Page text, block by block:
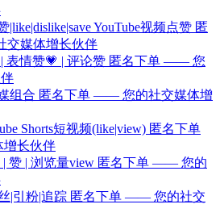
|like|dislike|save YouTube视频点赞 匿
媒体增长伙伴
| 表情赞💗 | 评论赞 匿名下单 —— 您
组合 匿名下单 —— 您的社交媒体增
Shorts短视频(like|view) 匿名下单
长伙伴
| 赞 | 浏览量view 匿名下单 —— 您的
丝|引粉|追踪 匿名下单 —— 您的社交